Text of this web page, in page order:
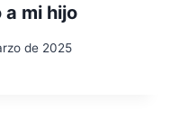
mi hijo
de 2025